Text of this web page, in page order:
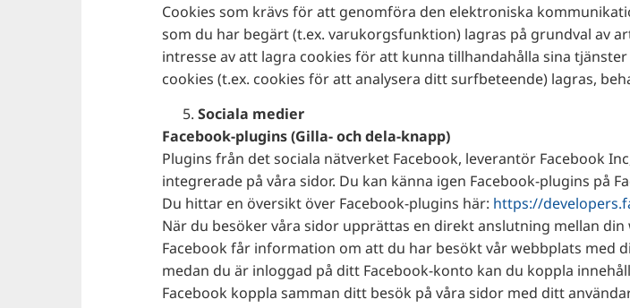
Cookies som krävs för att genomföra den elektroniska
som du har begärt (t.ex. varukorgsfunktion) lagras på grundval av
intresse av att lagra cookies för att kunna tillhandahålla sina
cookies (t.ex. cookies för att analysera ditt surfbeteende) lagras,
Sociala medier
Facebook-plugins (Gilla- och dela-knapp)
Plugins från det sociala nätverket Facebook, leverantör Facebook
integrerade på våra sidor. Du kan känna igen Facebook-plugins på
Du hittar en översikt över Facebook-plugins här: https://
När du besöker våra sidor upprättas en direkt anslutning mellan
Facebook får information om att du har besökt vår webbplats med
medan du är inloggad på ditt Facebook-konto kan du koppla
Facebook koppla samman ditt besök på våra sidor med ditt